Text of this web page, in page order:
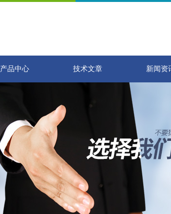
产品中心 技术文章 新闻资